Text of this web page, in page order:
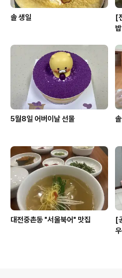
솔 생일
[
5월8일 어버이날 선물
대전중촌동 "서울북어" 맛집
[